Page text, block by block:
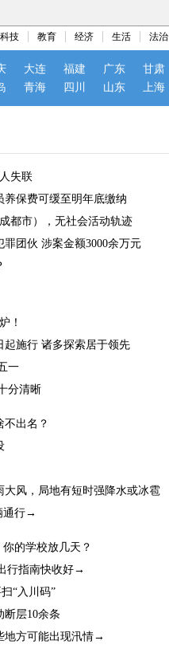
科技 教育 经济 生活 法治
大连 福建 广东 甘肃
青海 四川 山东 上海
失联
养保费可缓至明年底缴纳
都市），无社会活动轨迹
团伙 涉案金额3000余万元
！
起施行 诸多探索居于领先
一
分清晰
不出名？
风，局地有短时强降水或冰雹
通行→
的学校放几天？
行指南快收好→
“入川码”
断层10余条
地方可能出现汛情→